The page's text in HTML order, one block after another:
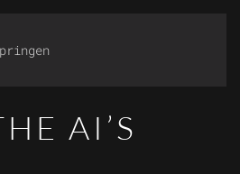
AI’S